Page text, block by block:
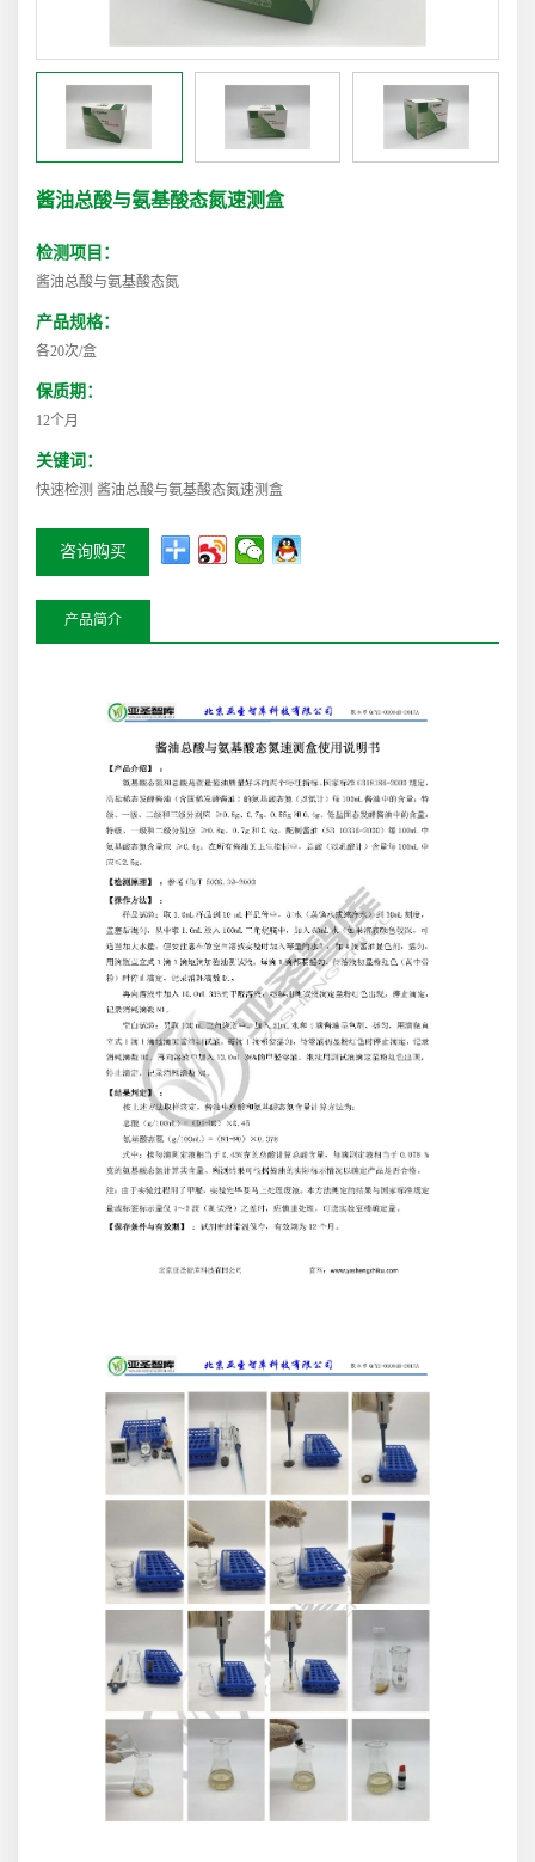
酱油总酸与氨基酸态氮速测盒
检测项目：
酱油总酸与氨基酸态氮
产品规格：
各20次/盒
保质期：
12个月
关键词：
快速检测 酱油总酸与氨基酸态氮速测盒
咨询购买
产品简介